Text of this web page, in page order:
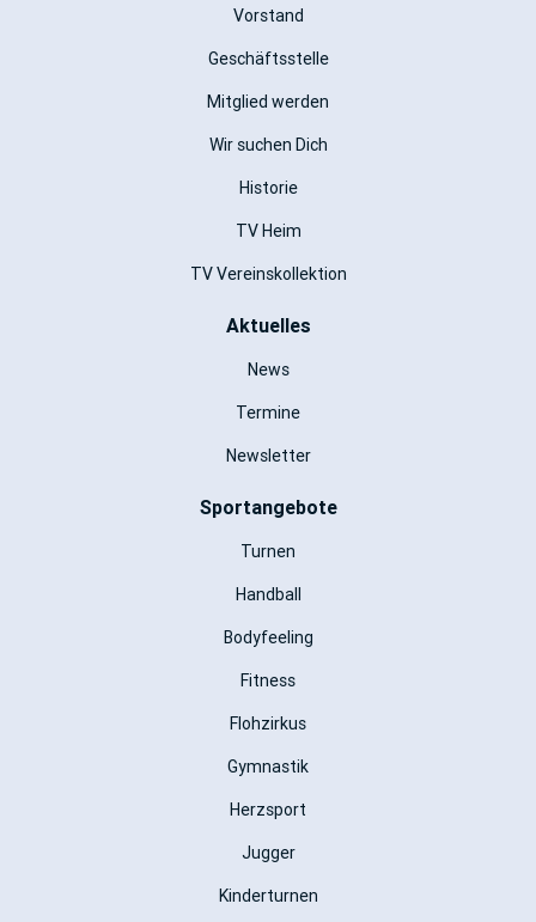
Vorstand
Geschäftsstelle
Mitglied werden
Wir suchen Dich
Historie
TV Heim
TV Vereinskollektion
Aktuelles
News
Termine
Newsletter
Sportangebote
Turnen
Handball
Bodyfeeling
Fitness
Flohzirkus
Gymnastik
Herzsport
Jugger
Kinderturnen